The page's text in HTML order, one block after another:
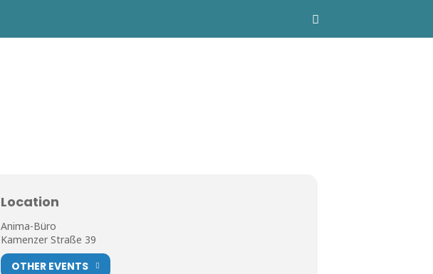
Location
Anima-Büro
Kamenzer Straße 39
OTHER EVENTS